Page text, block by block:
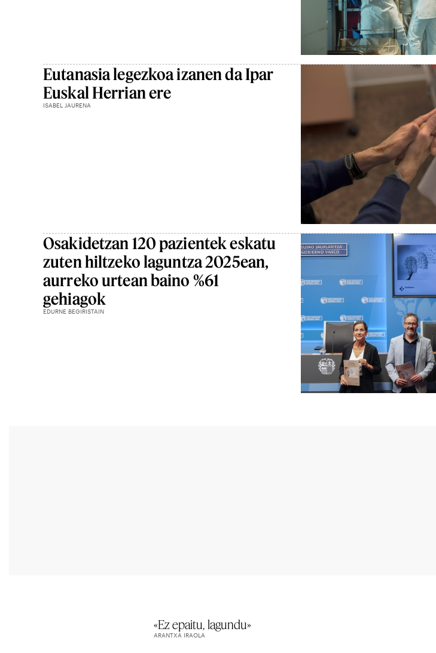
Eutanasia legezkoa izanen da Ipar
Euskal Herrian ere
ISABEL JAURENA
Osakidetzan 120 pazientek eskatu
zuten hiltzeko laguntza 2025ean,
aurreko urtean baino %61
gehiagok
EDURNE BEGIRISTAIN
«Ez epaitu, lagundu»
ARANTXA IRAOLA